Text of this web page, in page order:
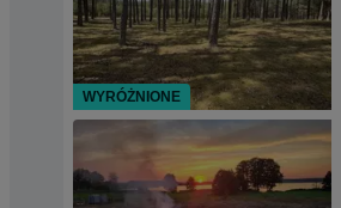
WYRÓŻNIONE